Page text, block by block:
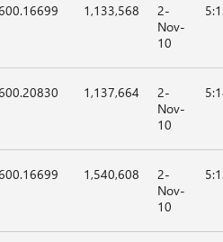
1,133,568
2-
Nov-
10
1,137,664
2-
Nov-
10
1,540,608
2-
Nov-
10